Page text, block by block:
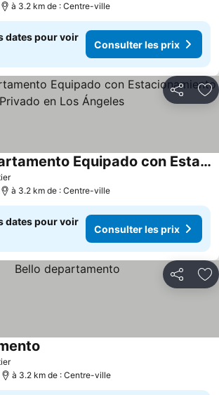
à 3.2 km de : Centre-ville
dates pour voir
Consulter les prix
Partager
Moderno Departamento Equipado con Estacionamiento Privado en Los Ángeles
à 3.2 km de : Centre-ville
dates pour voir
Consulter les prix
Partager
à 3.2 km de : Centre-ville